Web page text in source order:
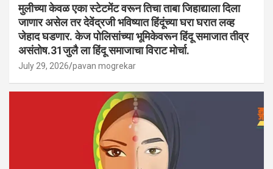
मुलीच्या केवळ एका स्टेटमेंट वरून तिचा ताबा जिहाद्याला दिला
जाणार असेल तर देवेंद्रजी भविष्यात हिंदूंच्या घरा घरात लव्ह
जेहाद घडणार. केज पोलिसांच्या भूमिकेवरून हिंदू समाजात तीव्र
असंतोष.31जुलै ला हिंदू समाजाचा विराट मोर्चा.
July 29, 2026 pavan mogrekar